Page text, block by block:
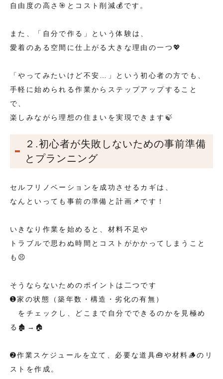
自由度の高さ🎯とコスト削減💰です。
また、「自分で作る」という体験は、
愛着のある空間に仕上がる大きな理由の一つ💖
「やってみたいけど不安…」という初心者の方でも、
手軽に始められる作業からステップアップすること
で、
楽しみながら理想の住まいを実現できます🍃
２.初心者が失敗しないための事前準備
とプランニング
セルフリノベーションを成功させるカギは、
なんといっても事前の準備と計画📌です！
いきなり作業を始めると、材料不足や
トラブルで思わぬ時間とコストがかかってしまうこと
も😣
そうならないためのポイントは二つです
➊家の状態（築年数・構造・劣化の有無）
をチェックし、どこまで自分でできるのかを見極め
る🏚️→🏠
➋作業スケジュールを立て、必要な道具🧰や材料🪵のリ
ストを作成。